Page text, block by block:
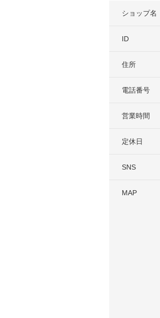
ショップ名
ID
住所
電話番号
営業時間
定休日
SNS
MAP